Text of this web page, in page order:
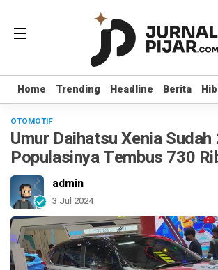
Home Trending Headline Berita
Home Trending Headline Berita
OTOMOTIF
Umur Daihatsu Xenia Sudah
Populasinya Tembus 730
admin
3 Jul 2024